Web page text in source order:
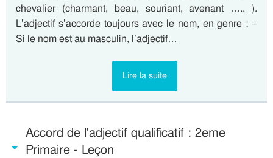
chevalier (charmant, beau, souriant, avenant ….. ).
L’adjectif s’accorde toujours avec le nom, en genre : –
Si le nom est au masculin, l’adjectif…
Lire la suite
Accord de l'adjectif qualificatif : 2eme
Primaire - Leçon